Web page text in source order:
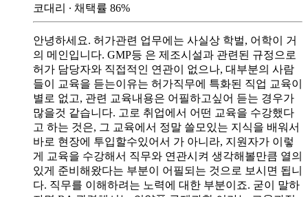
코대리 ∙ 채택률 86%
안녕하세요. 허가관련 업무에는 사실상 학벌, 어학이 거
의 메인입니다. GMP등 은 제조시설과 관련된 규정으로
허가 담당자와 직접적인 연관이 없으나, 대부분의 사람
들이 교육을 듣는이유는 허가직무에 특화된 직업 교육이
별로 없고, 관련 교육내용은 어필하고싶어 듣는 경우가
많을것 같습니다. 고로 취업에서 어떤 교육을 수강했다
고 하는 것은, 그 교육에서 정말 쓸모있는 지식을 배워서
바로 현장에 투입할수있어서 가 아니라, 지원자가 이렇
게 교육을 수강해서 직무와 연관시켜 생각해볼만큼 열의
있게 준비해왔다는 부분이 어필되는 것으로 보시면 됩니
다. 직무를 이해하려는 노력에 대한 부분이죠. 굳이 말하